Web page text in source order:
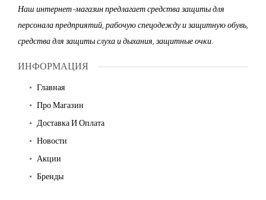
Наш интернет-магазин предлагает средства защиты для
персонала предприятий, рабочую спецодежду и защитную обувь,
средства для защиты слуха и дыхания, защитные очки.
ИНФОРМАЦИЯ
Главная
Про Магазин
Доставка И Оплата
Новости
Акции
Бренды